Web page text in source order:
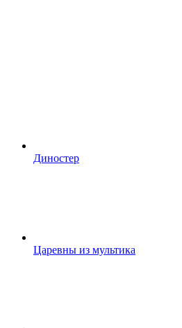
Диностер
Царевны из мультика